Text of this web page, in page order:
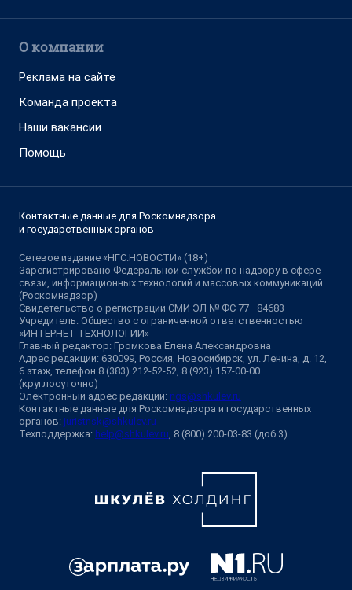
О компании
Реклама на сайте
Команда проекта
Наши вакансии
Помощь
Контактные данные для Роскомнадзора
и государственных органов
Сетевое издание «НГС.НОВОСТИ» (18+)
Зарегистрировано Федеральной службой по надзору в сфере
связи, информационных технологий и массовых коммуникаций
(Роскомнадзор)
Свидетельство о регистрации СМИ ЭЛ № ФС 77—84683
Учредитель: Общество с ограниченной ответственностью
«ИНТЕРНЕТ ТЕХНОЛОГИИ»
Главный редактор: Громкова Елена Александровна
Адрес редакции: 630099, Россия, Новосибирск, ул. Ленина, д. 12,
6 этаж, телефон 8 (383) 212-52-52, 8 (923) 157-00-00
(круглосуточно)
Электронный адрес редакции: ngs@shkulev.ru
Контактные данные для Роскомнадзора и государственных
органов: juristnsk@shkulev.ru
Техподдержка: help@shkulev.ru, 8 (800) 200-03-83 (доб.3)